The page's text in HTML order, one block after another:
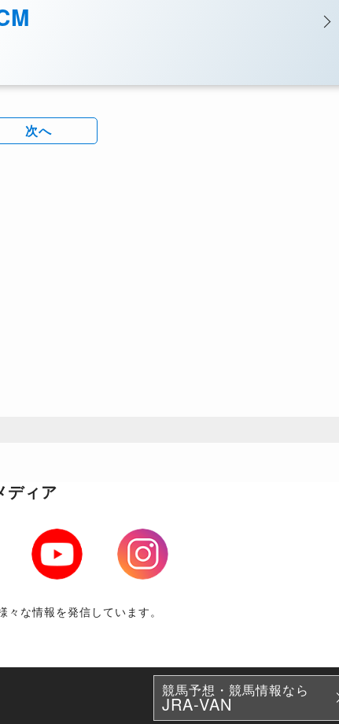
次へ
ディア
Youtube
Instagram
な情報を発信しています。
競馬予想・競馬情報なら
JRA-VAN